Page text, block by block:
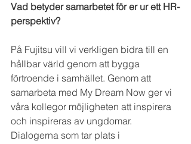
Vad betyder samarbetet för er ur ett HR-
perspektiv?
På Fujitsu vill vi verkligen bidra till en
hållbar värld genom att bygga
förtroende i samhället. Genom att
samarbeta med My Dream Now ger vi
våra kollegor möjligheten att inspirera
och inspireras av ungdomar.
Dialogerna som tar plats i